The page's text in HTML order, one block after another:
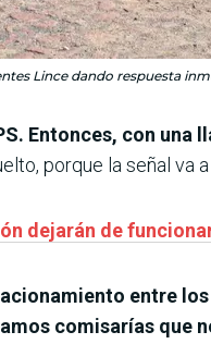
Lince dando respuesta
Entonces, con una
porque la señal va
dejarán de
entre
comisarías que